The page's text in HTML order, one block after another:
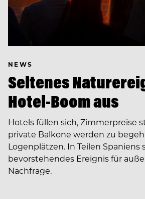
NEWS
Seltenes
Hotel-Boom aus
Hotels füllen sich, Zimmerpreise
private Balkone werden zu
Logenplätzen. In Teilen Spaniens
bevorstehendes Ereignis für
Nachfrage.